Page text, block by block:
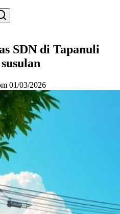
SDN di Tapanuli
01/03/2026